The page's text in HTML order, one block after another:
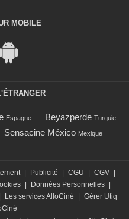
MOBILE
Espagne Beyazperde Turquie
Sensacine México Mexique
Publicité CGU CGV
Données Personnelles
Les services AlloCiné
Gérer Utiq